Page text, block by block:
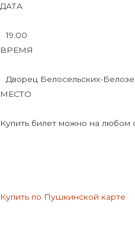
ДАТА
19:00
ВРЕМЯ
Дворец Белосельских-
МЕСТО
Купить билет можно на любом
Купить по Пушкинской карте